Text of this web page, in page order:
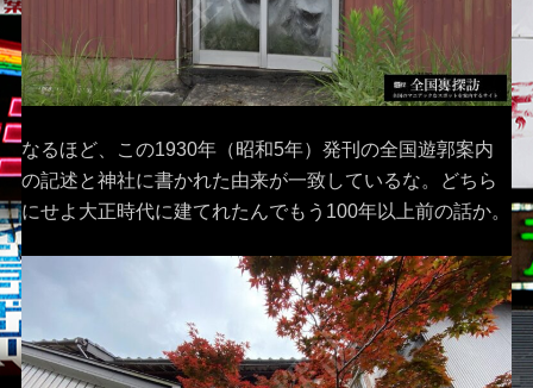
なるほど、この1930年（昭和5年）発刊の全国遊郭案内
の記述と神社に書かれた由来が一致しているな。どちら
にせよ大正時代に建てれたんでもう100年以上前の話か。